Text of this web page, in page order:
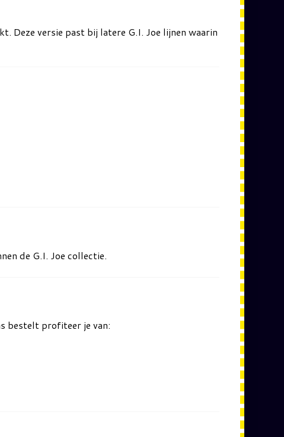
Deze versie past bij latere G.I. Joe lijnen waarin
de G.I. Joe collectie.
bestelt profiteer je van: